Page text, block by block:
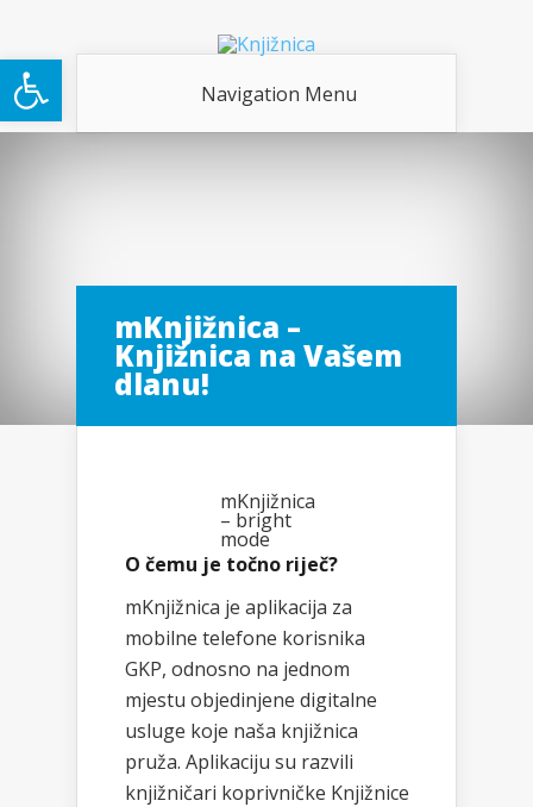
Open toolbar Navigation Menu
mKnjižnica –
Knjižnica na Vašem
dlanu!
mKnjižnica
– bright
mode
O čemu je točno riječ?
mKnjižnica je aplikacija za
mobilne telefone korisnika
GKP, odnosno na jednom
mjestu objedinjene digitalne
usluge koje naša knjižnica
pruža. Aplikaciju su razvili
knjižničari koprivničke Knjižnice